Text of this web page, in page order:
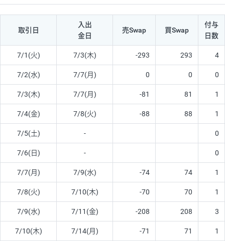
取引日
入出
金日
売Swap 買Swap
付与
日数
7/1(火) 7/3(木) -293 293 4
7/2(水) 7/7(月) 0 0 0
7/3(木) 7/7(月) -81 81 1
7/4(金) 7/8(火) -88 88 1
7/5(土) - 0
7/6(日) - 0
7/7(月) 7/9(水) -74 74 1
7/8(火) 7/10(木) -70 70 1
7/9(水) 7/11(金) -208 208 3
7/10(木) 7/14(月) -71 71 1